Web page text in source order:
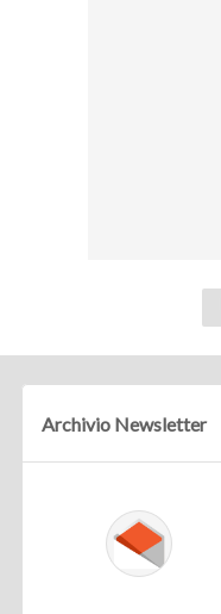
Archivio Newsletter